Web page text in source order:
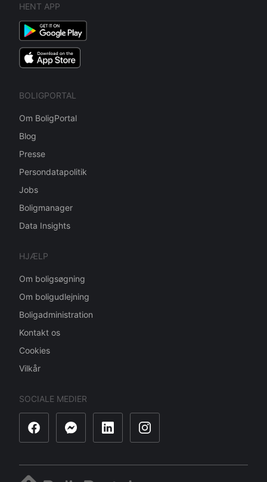
HENT APP
BOLIGPORTAL
Om BoligPortal
Blog
Presse
Persondatapolitik
Jobs
Boligmanager
Data Insights
HJÆLP
Om boligsøgning
Om boligudlejning
Boligadministration
Kontakt os
Cookies
Vilkår
SOCIALE MEDIER